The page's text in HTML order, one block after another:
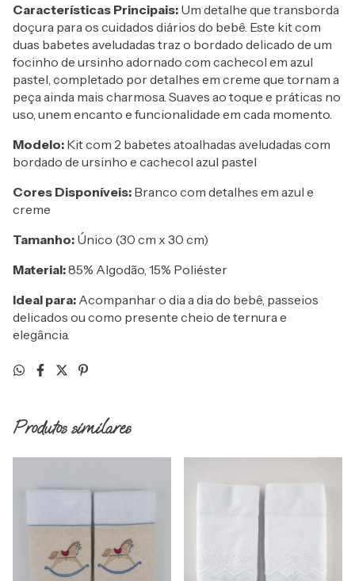
Características Principais: Um detalhe que transborda
doçura para os cuidados diários do bebê. Este kit com
duas babetes aveludadas traz o bordado delicado de um
focinho de ursinho adornado com cachecol em azul
pastel, completado por detalhes em creme que tornam a
peça ainda mais charmosa. Suaves ao toque e práticas no
uso, unem encanto e funcionalidade em cada momento.
Modelo: Kit com 2 babetes atoalhadas aveludadas com
bordado de ursinho e cachecol azul pastel
Cores Disponíveis: Branco com detalhes em azul e
creme
Tamanho: Único (30 cm x 30 cm)
Material:85% Algodão, 15% Poliéster
Ideal para: Acompanhar o dia a dia do bebê, passeios
delicados ou como presente cheio de ternura e
elegância.
Produtos similares